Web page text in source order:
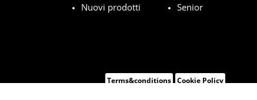
Nuovi prodotti
Senior
Terms&conditions Cookie Policy